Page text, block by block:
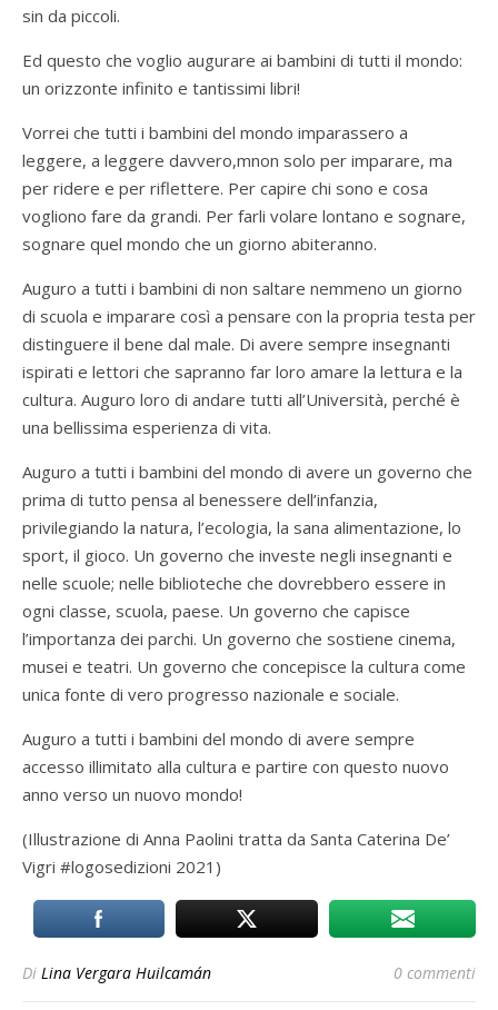
sin da piccoli.
Ed questo che voglio augurare ai bambini di tutti il mondo:
un orizzonte infinito e tantissimi libri!
Vorrei che tutti i bambini del mondo imparassero a
leggere, a leggere davvero,mnon solo per imparare, ma
per ridere e per riflettere. Per capire chi sono e cosa
vogliono fare da grandi. Per farli volare lontano e sognare,
sognare quel mondo che un giorno abiteranno.
Auguro a tutti i bambini di non saltare nemmeno un giorno
di scuola e imparare così a pensare con la propria testa per
distinguere il bene dal male. Di avere sempre insegnanti
ispirati e lettori che sapranno far loro amare la lettura e la
cultura. Auguro loro di andare tutti all’Università, perché è
una bellissima esperienza di vita.
Auguro a tutti i bambini del mondo di avere un governo che
prima di tutto pensa al benessere dell’infanzia,
privilegiando la natura, l’ecologia, la sana alimentazione, lo
sport, il gioco. Un governo che investe negli insegnanti e
nelle scuole; nelle biblioteche che dovrebbero essere in
ogni classe, scuola, paese. Un governo che capisce
l’importanza dei parchi. Un governo che sostiene cinema,
musei e teatri. Un governo che concepisce la cultura come
unica fonte di vero progresso nazionale e sociale.
Auguro a tutti i bambini del mondo di avere sempre
accesso illimitato alla cultura e partire con questo nuovo
anno verso un nuovo mondo!
(Illustrazione di Anna Paolini tratta da Santa Caterina De’
Vigri #logosedizioni 2021)
Di Lina Vergara Huilcamán 0 commenti